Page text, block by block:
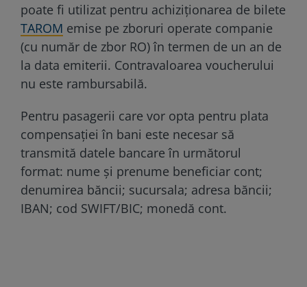
poate fi utilizat pentru achiziţionarea de bilete
TAROM emise pe zboruri operate companie
(cu număr de zbor RO) în termen de un an de
la data emiterii. Contravaloarea voucherului
nu este rambursabilă.
Pentru pasagerii care vor opta pentru plata
compensaţiei în bani este necesar să
transmită datele bancare în următorul
format: nume şi prenume beneficiar cont;
denumirea băncii; sucursala; adresa băncii;
IBAN; cod SWIFT/BIC; monedă cont.